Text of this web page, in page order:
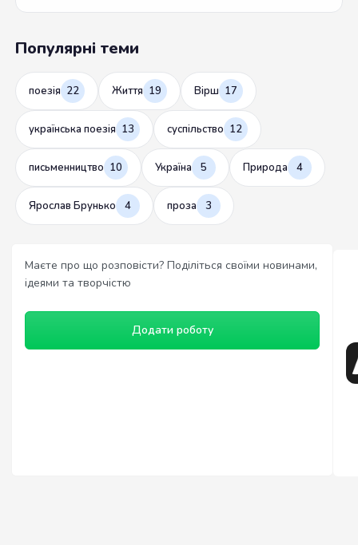
Популярні теми
поезія 22 Життя 19 Вірш 17
українська поезія 13 суспільство 12
письменництво 10 Україна 5 Природа 4
Ярослав Брунько 4 проза 3
Маєте про що розповісти? Поділіться своїми новинами,
ідеями та творчістю
Додати роботу